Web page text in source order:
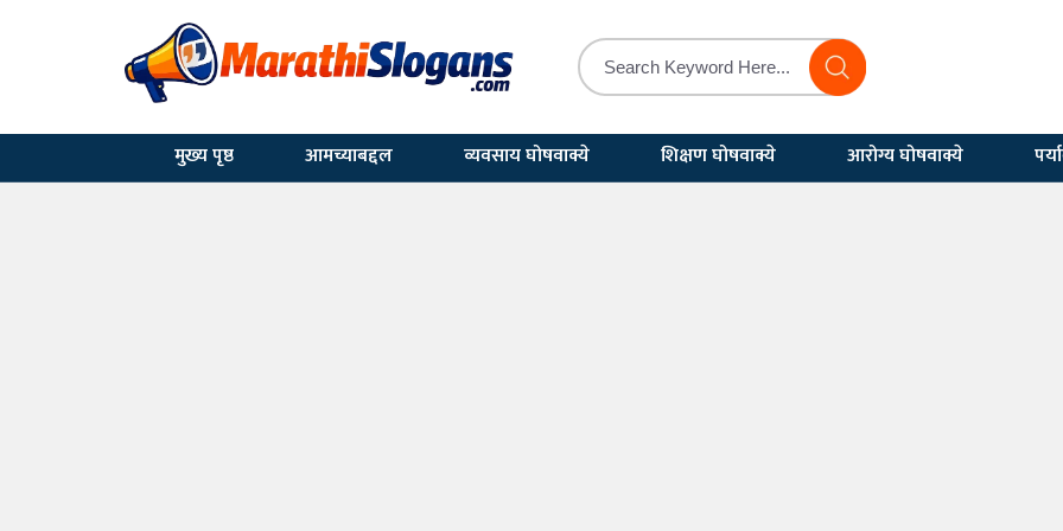
मुख्य पृष्ठ आमच्याबद्दल व्यवसाय घोषवाक्ये शिक्षण घोषवाक्ये आरोग्य घोषवाक्ये